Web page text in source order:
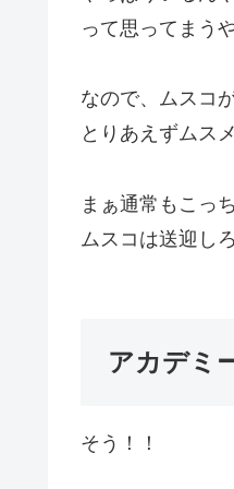
って思ってまう
なので、ムスコ
とりあえずムス
まぁ通常もこっ
ムスコは送迎し
アカデミ
そう！！